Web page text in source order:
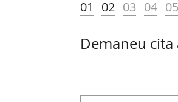
01 02 03 04 05
Demaneu